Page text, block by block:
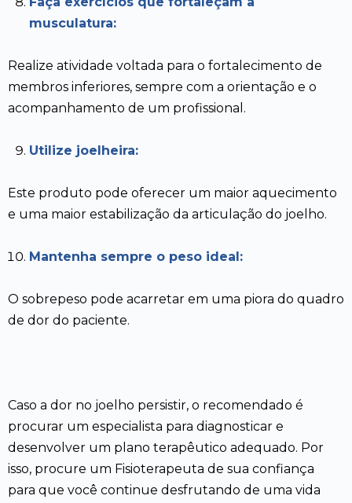
musculatura:
Realize atividade voltada para o fortalecimento de
membros inferiores, sempre com a orientação e o
acompanhamento de um profissional.
Utilize joelheira:
Este produto pode oferecer um maior aquecimento
e uma maior estabilização da articulação do joelho.
Mantenha sempre o peso ideal:
O sobrepeso pode acarretar em uma piora do quadro
de dor do paciente.
Caso a dor no joelho persistir, o recomendado é
procurar um especialista para diagnosticar e
desenvolver um plano terapêutico adequado. Por
isso, procure um Fisioterapeuta de sua confiança
para que você continue desfrutando de uma vida